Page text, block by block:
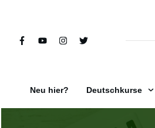
Neu hier? Deutschkurse